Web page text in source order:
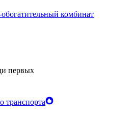
комбинат
первых
транспорта